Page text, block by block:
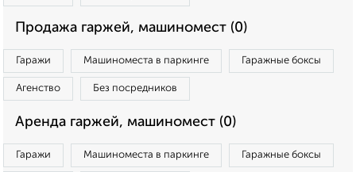
Продажа гаржей, машиномест (0)
Гаражи Машиноместа в паркинге Гаражные боксы
Агенство Без посредников
Аренда гаржей, машиномест (0)
Гаражи Машиноместа в паркинге Гаражные боксы